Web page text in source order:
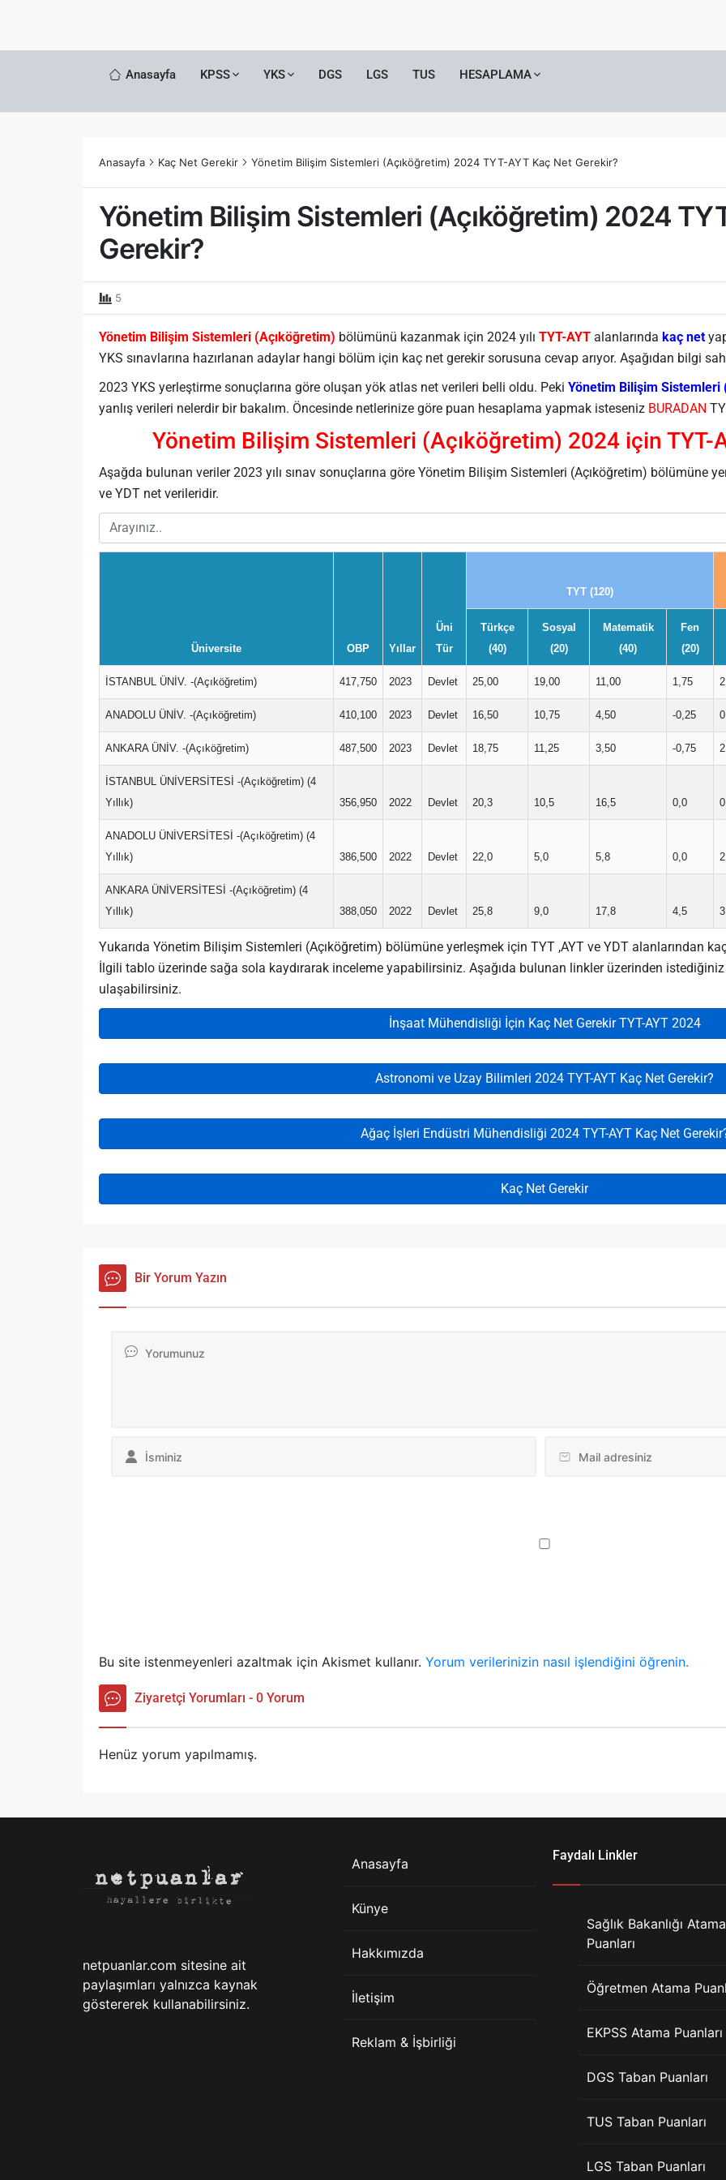
Anasayfa KPSS YKS DGS LGS TUS HESAPLAMA
Anasayfa Kaç Net Gerekir Yönetim Bilişim Sistemleri (Açıköğretim) 2024 TYT-AYT Kaç Net Gerekir?
Yönetim Bilişim Sistemleri (Açıköğretim) 2024
Gerekir?
5
Yönetim Bilişim Sistemleri (Açıköğretim) bölümünü kazanmak için 2024 yılı TYT-AYT alanlarında kaç net
YKS sınavlarına hazırlanan adaylar hangi bölüm için kaç net gerekir sorusuna cevap arıyor. Aşağıdan bilgi
2023 YKS yerleştirme sonuçlarına göre oluşan yök atlas net verileri belli oldu. Peki Yönetim Bilişim Sistemleri
yanlış verileri nelerdir bir bakalım. Öncesinde netlerinize göre puan hesaplama yapmak isteseniz BURADAN
Yönetim Bilişim Sistemleri (Açıköğretim) 2024 için TYT-
Aşağda bulunan veriler 2023 yılı sınav sonuçlarına göre Yönetim Bilişim Sistemleri (Açıköğretim) bölümüne
ve YDT net verileridir.
Üniversite OBP Yıllar
Üni
Tür
TYT (120)
Türkçe
(40)
Sosyal
(20)
Matematik
(40)
Fen
(20)
İSTANBUL ÜNİV. -(Açıköğretim) 417,750 2023 Devlet 25,00 19,00 11,00 1,75
ANADOLU ÜNİV. -(Açıköğretim) 410,100 2023 Devlet 16,50 10,75 4,50 -0,25
ANKARA ÜNİV. -(Açıköğretim) 487,500 2023 Devlet 18,75 11,25 3,50 -0,75
İSTANBUL ÜNİVERSİTESİ -(Açıköğretim) (4
Yıllık)
356,950 2022 Devlet 20,3 10,5 16,5 0,0
ANADOLU ÜNİVERSİTESİ -(Açıköğretim) (4
Yıllık)
386,500 2022 Devlet 22,0 5,0 5,8 0,0
ANKARA ÜNİVERSİTESİ -(Açıköğretim) (4
Yıllık)
388,050 2022 Devlet 25,8 9,0 17,8 4,5
Yukarıda Yönetim Bilişim Sistemleri (Açıköğretim) bölümüne yerleşmek için TYT ,AYT ve YDT alanlarından
İlgili tablo üzerinde sağa sola kaydırarak inceleme yapabilirsiniz. Aşağıda bulunan linkler üzerinden
ulaşabilirsiniz.
İnşaat Mühendisliği İçin Kaç Net Gerekir TYT-AYT 2024
Astronomi ve Uzay Bilimleri 2024 TYT-AYT Kaç Net Gerekir?
Ağaç İşleri Endüstri Mühendisliği 2024 TYT-AYT Kaç Net
Kaç Net Gerekir
Bir Yorum Yazın
Bu site istenmeyenleri azaltmak için Akismet kullanır. Yorum verilerinizin nasıl işlendiğini öğrenin.
Ziyaretçi Yorumları - 0 Yorum
Henüz yorum yapılmamış.
netpuanlar.com sitesine ait
paylaşımları yalnızca kaynak
göstererek kullanabilirsiniz.
Anasayfa
Künye
Hakkımızda
İletişim
Reklam & İşbirliği
Faydalı Linkler
Sağlık Bakanlığı Atama
Puanları
Öğretmen Atama
EKPSS Atama Puanları
DGS Taban Puanları
TUS Taban Puanları
LGS Taban Puanları